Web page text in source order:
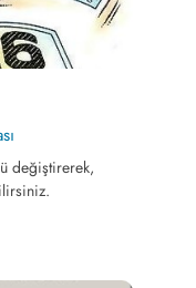
değiştirerek,